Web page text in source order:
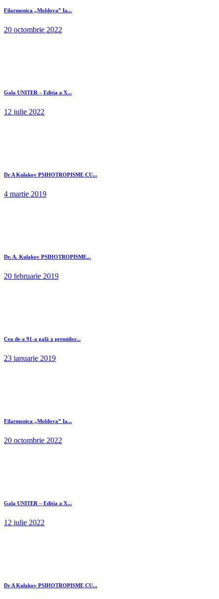
Filarmonica „Moldova” Ia...
20 octombrie 2022
Gala UNITER – Editia a X...
12 iulie 2022
Dr A Kulakov PSIHOTROPISME CU...
4 martie 2019
Dr. A. Kulakov PSIHOTROPISME...
20 februarie 2019
Cea de-a 91-a gală a premiilor...
23 ianuarie 2019
Filarmonica „Moldova” Ia...
20 octombrie 2022
Gala UNITER – Editia a X...
12 iulie 2022
Dr A Kulakov PSIHOTROPISME CU...